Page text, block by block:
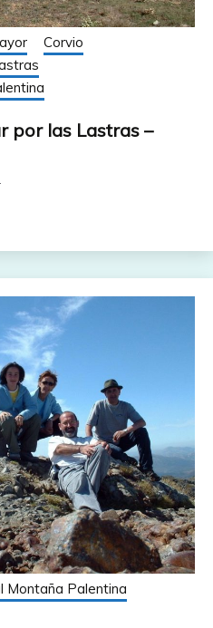
Corvio
por las Lastras –
Montaña Palentina